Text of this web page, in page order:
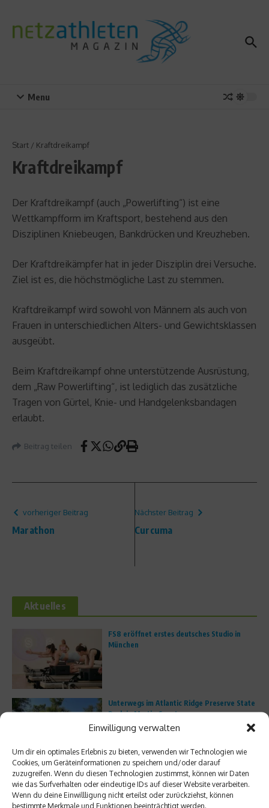
Einwilligung verwalten
Um dir ein optimales Erlebnis zu bieten, verwenden wir Technologien wie
Cookies, um Geräteinformationen zu speichern und/oder darauf
zuzugreifen. Wenn du diesen Technologien zustimmst, können wir Daten
wie das Surfverhalten oder eindeutige IDs auf dieser Website verarbeiten.
Wenn du deine Einwillligung nicht erteilst oder zurückziehst, können
bestimmte Merkmale und Funktionen beeinträchtigt werden.
Menu
Start / Kraftdreikampf
Kraftdreikampf
Der Kraftdreikampf (auch „Powerlifting“) ist eine
Wettkampfform im Kraftsport, bestehend aus den
Disziplinen Kniebeugen, Bankdrücken und Kreuzheben.
Der Kraftdreikämpfer hat in jeder Disziplin drei Versuche.
Ziel ist es, die höchstmögliche Last zu stemmen.
Kraftdreikampf wird sowohl von Männern als auch von
Frauen in unterschiedlichen Alters- und Gewichtsklassen
ausgeübt.
Beim Kraftdreikampf ohne unterstützende Ausrüstung,
dem „Raw Powerlifting“, ist lediglich das zusätzliche
Tragen von Gürtel, Knie- und Handgelenksbandagen
erlaubt.
Beitrag teilen
vorheriger Beitrag
Marathon
Nächster Beitrag
Curcuma
Aktuelles
FS8 eröffnet erstes deutsches Studio in
München
Unterwegs im Atlantic Ridge Preserve State
Park in Martin County
Trailrunning boomt: Warum immer mehr
Läufer die Straße verlassen